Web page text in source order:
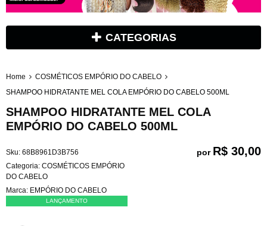
CATEGORIAS
Home
COSMÉTICOS EMPÓRIO DO CABELO
SHAMPOO HIDRATANTE MEL COLA EMPÓRIO DO CABELO 500ML
SHAMPOO HIDRATANTE MEL COLA
EMPÓRIO DO CABELO 500ML
Sku: 68B8961D3B756
Categoria: COSMÉTICOS EMPÓRIO
DO CABELO
Marca: EMPÓRIO DO CABELO
LANÇAMENTO
por R$ 30,00